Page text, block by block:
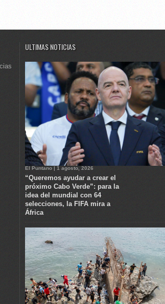
ULTIMAS NOTICIAS
El Puntano | 1 agosto, 2026
“Queremos ayudar a crear el
próximo Cabo Verde”: para la
idea del mundial con 64
selecciones, la FIFA mira a
África